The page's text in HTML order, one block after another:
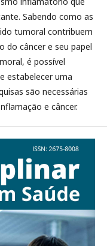
Sabendo como as
tumoral contribuem
do câncer e seu papel
é possível
estabelecer uma
são necessárias
e câncer.